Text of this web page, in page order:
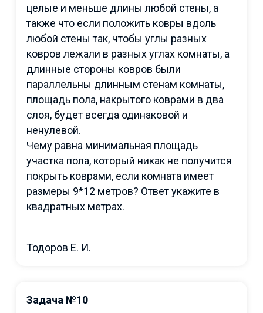
целые и меньше длины любой стены, а
также что если положить ковры вдоль
любой стены так, чтобы углы разных
ковров лежали в разных углах комнаты, а
длинные стороны ковров были
параллельны длинным стенам комнаты,
площадь пола, накрытого коврами в два
слоя, будет всегда одинаковой и
ненулевой.
Чему равна минимальная площадь
участка пола, который никак не получится
покрыть коврами, если комната имеет
размеры 9*12 метров? Ответ укажите в
квадратных метрах.
Тодоров Е. И.
Задача №10